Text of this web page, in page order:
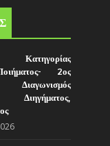
2ος
Διηγήματος,